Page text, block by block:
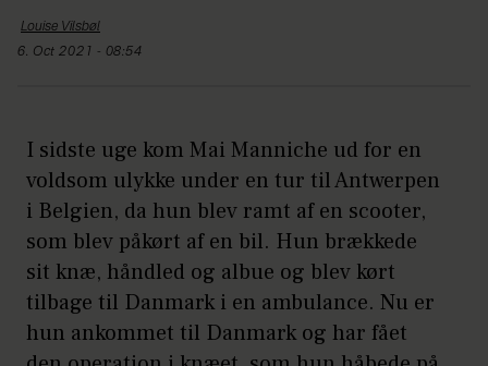
Louise Vilsbøl
6. Oct 2021 - 08:54
I sidste uge kom Mai Manniche ud for en
voldsom ulykke under en tur til Antwerpen
i Belgien, da hun blev ramt af en scooter,
som blev påkørt af en bil. Hun brækkede
sit knæ, håndled og albue og blev kørt
tilbage til Danmark i en ambulance. Nu er
hun ankommet til Danmark og har fået